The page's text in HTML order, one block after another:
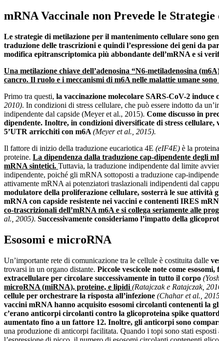
mRNA Vaccinale non Prevede le
Le strategie di metilazione per il mantenimento cellulare sono
traduzione delle trascrizioni e quindi l’espressione dei geni da
modifica epitranscriptomica più abbondante dell’mRNA e si
Una metilazione chiave dell’adenosina “N6-metiladenosina
cancro. Il ruolo e i meccanismi di m6A nelle malattie umane
Primo tra questi, la vaccinazione molecolare SARS-CoV-2 induce
2010). In condizioni di stress cellulare, che può essere indotto da
indipendente dal capside (Meyer et al., 2015). Come discusso in
dipendente. Inoltre, in condizioni diversificate di stress cellulare,
5’UTR arricchiti con m6A (Meyer et al., 2015).
Il fattore di inizio della traduzione eucariotica 4E (eIF4E) è la
proteine. La dipendenza dalla traduzione cap-dipendente degli
mRNA sintetici. Tuttavia, la traduzione indipendente dal limite
indipendente, poiché gli mRNA sottoposti a traduzione cap-
attivamente mRNA ai potenziatori traslazionali indipendenti dal
modulatore della proliferazione cellulare, sosterrà le sue
mRNA con capside resistente nei vaccini e contenenti IRES
co-trascrizionali dell’mRNA m6A e si collega seriamente alle
al., 2005). Successivamente consideriamo l’impatto della
Esosomi e microRNA
Un’importante rete di comunicazione tra le cellule è costituita dalle
trovarsi in un organo distante. Piccole vescicole note come
extracellulare per circolare successivamente in tutto il corpo
microRNA (miRNA), proteine, e lipidi (Ratajczak e Ratajczak,
cellule per orchestrare la risposta all’infezione (Chahar et al.,
vaccini mRNA hanno acquisito esosomi circolanti contenenti la
c’erano anticorpi circolanti contro la glicoproteina spike
aumentato fino a un fattore 12. Inoltre, gli anticorpi sono
una produzione di anticorpi facilitata. Quando i topi sono stati